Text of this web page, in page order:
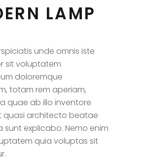
LAMP
unde omnis iste
sit voluptatem
doloremque
totam rem aperiam,
quae ab illo inventore
quasi architecto beatae
sunt explicabo. Nemo enim
quia voluptas sit